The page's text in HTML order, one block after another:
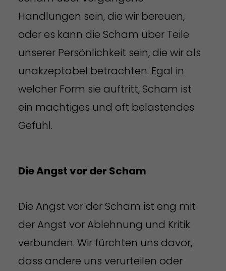
Handlungen sein, die wir bereuen,
oder es kann die Scham über Teile
unserer Persönlichkeit sein, die wir als
unakzeptabel betrachten. Egal in
welcher Form sie auftritt, Scham ist
ein mächtiges und oft belastendes
Gefühl.
Die Angst vor der Scham
Die Angst vor der Scham ist eng mit
der Angst vor Ablehnung und Kritik
verbunden. Wir fürchten uns davor,
dass andere uns verurteilen oder